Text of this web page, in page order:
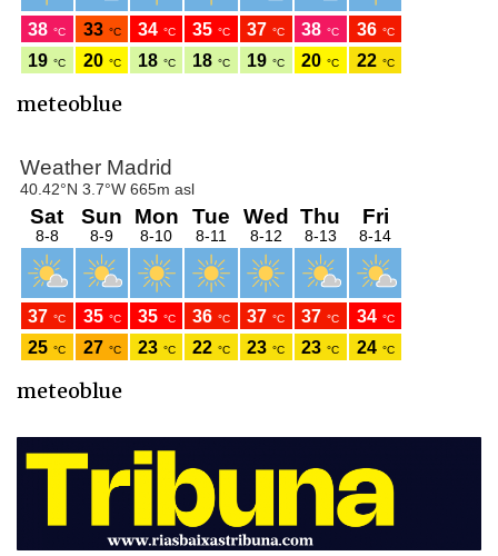
meteoblue
meteoblue